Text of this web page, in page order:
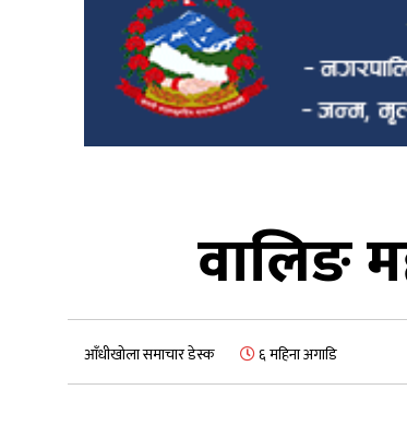
वालिङ
आँधीखोला समाचार डेस्क ६ महिना अगाडि